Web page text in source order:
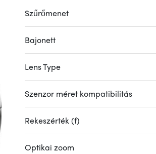
Szűrőmenet
Bajonett
Lens Type
Szenzor méret kompatibilitás
Rekeszérték (f)
Optikai zoom